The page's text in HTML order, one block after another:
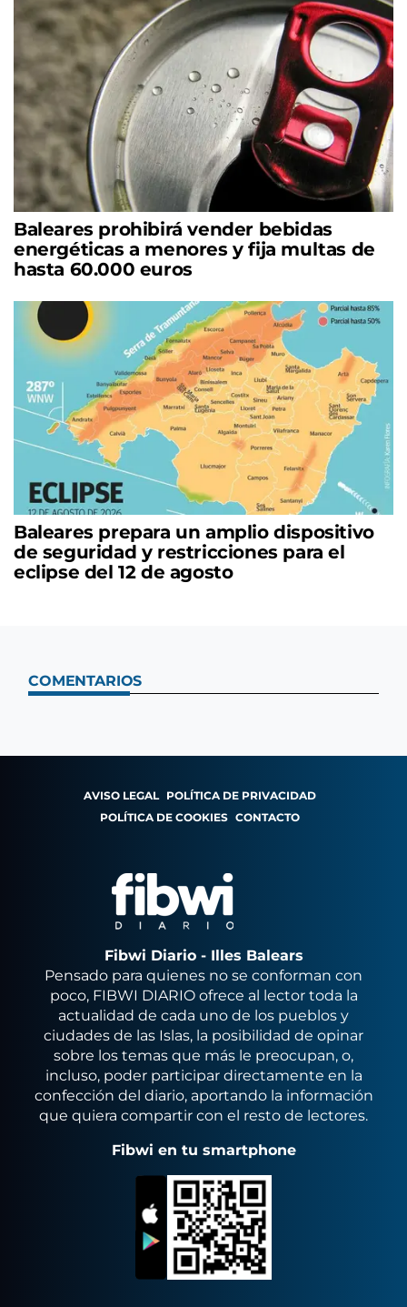
Baleares prohibirá vender bebidas
energéticas a menores y fija multas de
hasta 60.000 euros
Baleares prepara un amplio dispositivo
de seguridad y restricciones para el
eclipse del 12 de agosto
COMENTARIOS
AVISO LEGAL POLÍTICA DE PRIVACIDAD
POLÍTICA DE COOKIES CONTACTO
Fibwi Diario - Illes Balears
Pensado para quienes no se conforman con
poco, FIBWI DIARIO ofrece al lector toda la
actualidad de cada uno de los pueblos y
ciudades de las Islas, la posibilidad de opinar
sobre los temas que más le preocupan, o,
incluso, poder participar directamente en la
confección del diario, aportando la información
que quiera compartir con el resto de lectores.
Fibwi en tu smartphone